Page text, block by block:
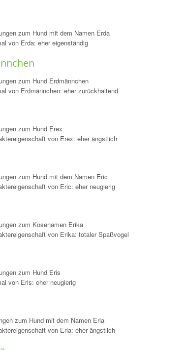
zum Hund mit dem Namen Erda
von Erda: eher eigenständig
zum Hund Erdmännchen
von Erdmännchen: eher zurückhaltend
zum Hund Erex
von Erex: eher ängstlich
zum Hund mit dem Namen Eric
von Eric: eher neugierig
zum Kosenamen Erika
von Erika: totaler Spaßvogel
zum Hund Eris
von Eris: eher neugierig
zum Hund mit dem Namen Erla
von Erla: eher ängstlich